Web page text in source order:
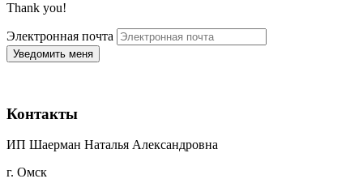
Thank you!
Электронная почта
Контакты
ИП Шаерман Наталья Александровна
г. Омск